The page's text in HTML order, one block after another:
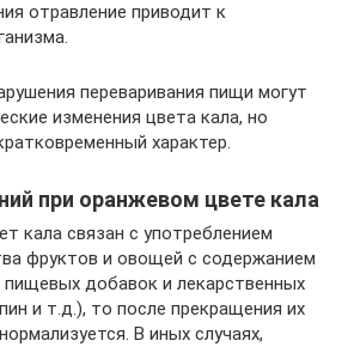
отравление приводит к
переваривания пищи могут
изменения цвета кала, но
характер.
при оранжевом цвете кала
кала связан с употреблением
фруктов и овощей с содержанием
пищевых добавок и лекарственных
и т.д.), то после прекращения их
В иных случаях,